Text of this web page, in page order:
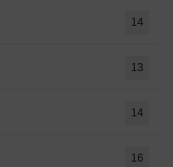
14
13
14
16